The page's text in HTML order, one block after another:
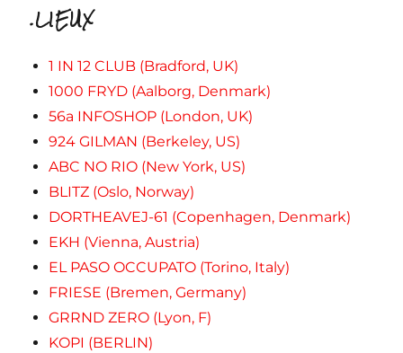
.LIEUX
1 IN 12 CLUB (Bradford, UK)
1000 FRYD (Aalborg, Denmark)
56a INFOSHOP (London, UK)
924 GILMAN (Berkeley, US)
ABC NO RIO (New York, US)
BLITZ (Oslo, Norway)
DORTHEAVEJ-61 (Copenhagen, Denmark)
EKH (Vienna, Austria)
EL PASO OCCUPATO (Torino, Italy)
FRIESE (Bremen, Germany)
GRRND ZERO (Lyon, F)
KOPI (BERLIN)